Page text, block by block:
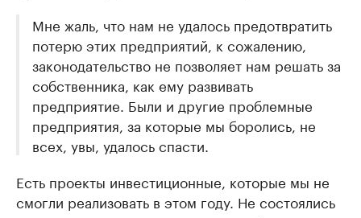
Мне жаль, что нам не удалось предотвратить
потерю этих предприятий, к сожалению,
законодательство не позволяет нам решать за
собственника, как ему развивать
предприятие. Были и другие проблемные
предприятия, за которые мы боролись, не
всех, увы, удалось спасти.
Есть проекты инвестиционные, которые мы не
смогли реализовать в этом году. Не состоялись